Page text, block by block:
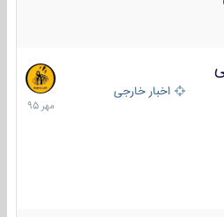
اخبار خارجی
27
مهر
1395